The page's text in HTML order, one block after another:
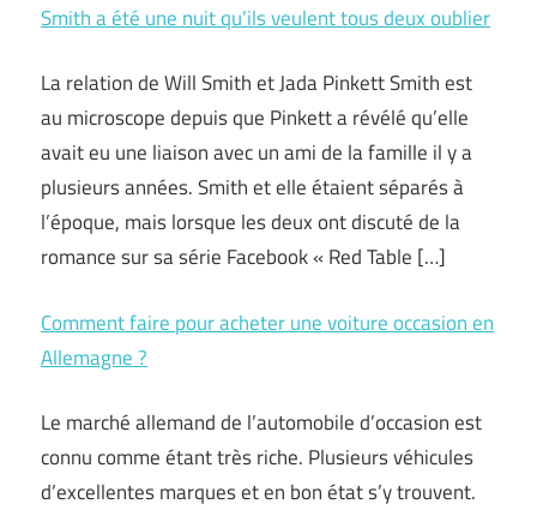
Smith a été une nuit qu’ils veulent tous deux oublier
La relation de Will Smith et Jada Pinkett Smith est
au microscope depuis que Pinkett a révélé qu’elle
avait eu une liaison avec un ami de la famille il y a
plusieurs années. Smith et elle étaient séparés à
l’époque, mais lorsque les deux ont discuté de la
romance sur sa série Facebook « Red Table […]
Comment faire pour acheter une voiture occasion en
Allemagne ?
Le marché allemand de l’automobile d’occasion est
connu comme étant très riche. Plusieurs véhicules
d’excellentes marques et en bon état s’y trouvent.